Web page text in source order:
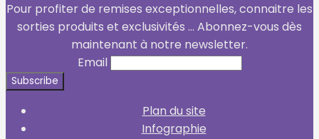
Pour profiter de remises exceptionnelles, connaitre les
sorties produits et exclusivités ... Abonnez-vous dès
maintenant à notre newsletter.
Email
Plan du site
Infographie